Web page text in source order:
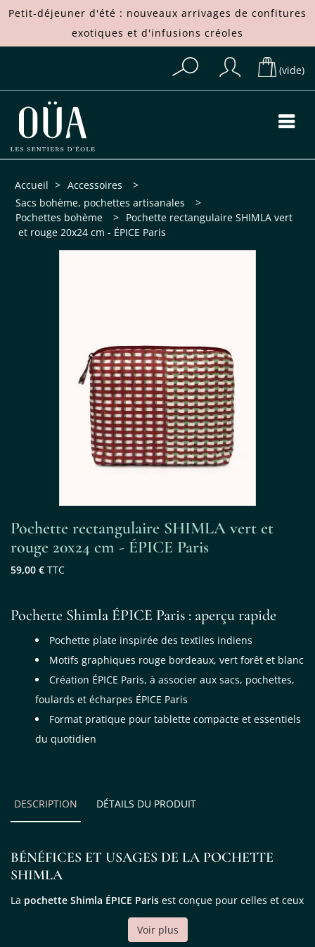
Petit-déjeuner d'été : nouveaux arrivages de confitures
exotiques et d'infusions créoles
(vide)
Accueil > Accessoires
>
Sacs bohème, pochettes artisanales
>
Pochettes bohème
> Pochette rectangulaire SHIMLA vert
et rouge 20x24 cm - ÉPICE Paris
Pochette rectangulaire SHIMLA vert et
rouge 20x24 cm - ÉPICE Paris
59,00 € TTC
Pochette Shimla ÉPICE Paris : aperçu rapide
Pochette plate inspirée des textiles indiens
Motifs graphiques rouge bordeaux, vert forêt et blanc
Création ÉPICE Paris, à associer aux sacs, pochettes,
foulards et écharpes ÉPICE Paris
Format pratique pour tablette compacte et essentiels
du quotidien
DESCRIPTION DÉTAILS DU PRODUIT
BÉNÉFICES ET USAGES DE LA POCHETTE
SHIMLA
La pochette Shimla ÉPICE Paris est conçue pour celles et ceux
qui aiment garder leurs essentiels bien rangés, sans
renoncer au style. Fine et légère, elle se glisse facilement
Voir plus